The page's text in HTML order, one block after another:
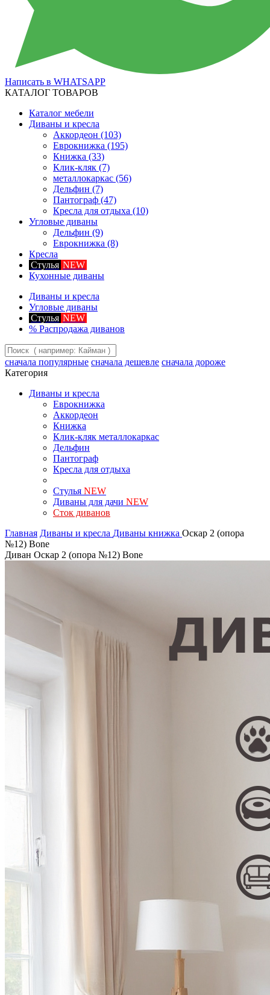
Написать в WHATSAPP
КАТАЛОГ ТОВАРОВ
Каталог мебели
Диваны и кресла
Аккордеон (103)
Еврокнижка (195)
Книжка (33)
Клик-кляк (7)
металлокаркас (56)
Дельфин (7)
Пантограф (47)
Кресла для отдыха (10)
Угловые диваны
Дельфин (9)
Еврокнижка (8)
Кресла
Стулья NEW
Кухонные диваны
Диваны и кресла
Угловые диваны
Стулья NEW
% Распродажа диванов
сначала популярные сначала дешевле сначала дороже
Категория
Диваны и кресла
Еврокнижка
Аккордеон
Книжка
Клик-кляк металлокаркас
Дельфин
Пантограф
Кресла для отдыха
Стулья NEW
Диваны для дачи NEW
Сток диванов
Главная Диваны и кресла Диваны книжка Оскар 2 (опора
№12) Bone
Диван Оскар 2 (опора №12) Bone